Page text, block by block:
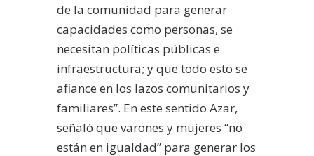
de la comunidad para generar
capacidades como personas, se
necesitan políticas públicas e
infraestructura; y que todo esto se
afiance en los lazos comunitarios y
familiares”. En este sentido Azar,
señaló que varones y mujeres “no
están en igualdad” para generar los